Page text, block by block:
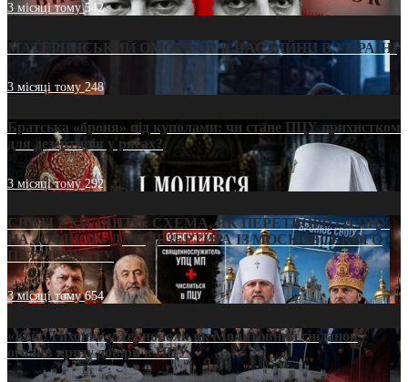
3 місяці тому542
МАТЕРИНСЬКИЙ ОМОРФОР В ЧАС ВІЙНИ В УКРАЇНІ
3 місяці тому248
Братська «броня» під куполами: чи стане ПЦУ прихистком
для дезертирів у рясах?
3 місяці тому292
СВЯТІ УХИЛЯНТИ: СХЕМА, ЯК ПЕРЕТВОРИТИ ПЦУ
НА «ОФШОР» ДЛЯ ДЕЗЕРТИРА ІЗ МОСКОВСЬКОГО
ПАТРІАРХАТУ
3 місяці тому654
«Кейс Тихона» у Тернополі: як Молитовний сніданок
оголив кризу довіри в ПЦУ